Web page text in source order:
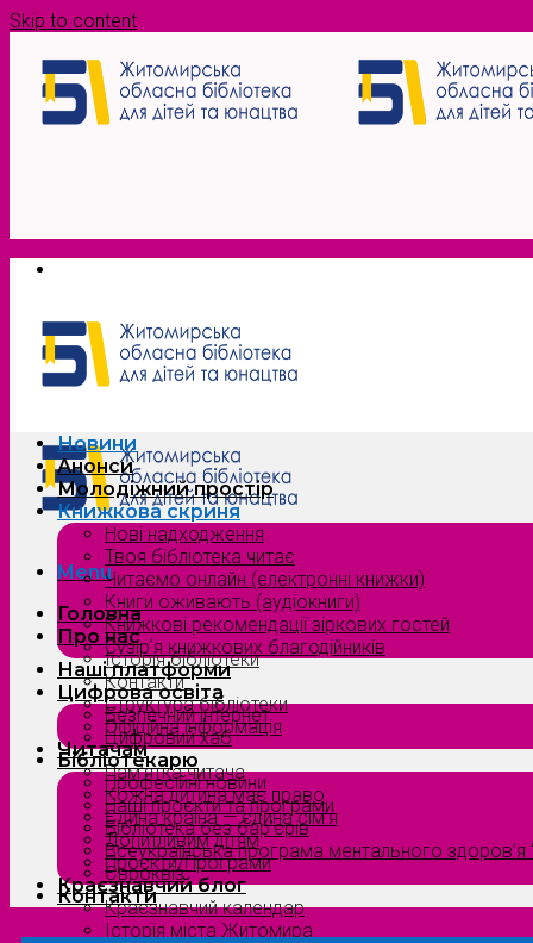
Skip to content
Menu
Головна
Про нас
Історія бібліотеки
Контакти
Структура бібліотеки
Офіційна інформація
Читачам
Пам’ятка читача
Кожна дитина має право
Єдина країна — єдина сім’я
Допитливим дітям
Проєкти/Програми
Краєзнавчий блог
Краєзнавчий календар
Історія міста Житомира
Новини
Анонси
Молодіжний простір
Книжкова скриня
Нові надходження
Твоя бібліотека читає
Читаємо онлайн (електронні книжки)
Книги оживають (аудіокниги)
Книжкові рекомендації зіркових гостей
Сузірʼя книжкових благодійників
Наші платформи
Цифрова освіта
Безпечний інтернет
Цифровий хаб
Бібліотекарю
Професійні новини
Наші проєкти та програми
Бібліотека без бар’єрів
Всеукраїнська програма ментального здоров’я
Євроквіз
Контакти